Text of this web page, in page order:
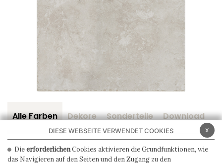
Alle Farben Dekore Sonderteile Download
x
DIESE WEBSEITE VERWENDET COOKIES
DieerforderlichenCookies aktivieren die Grundfunktionen, wie
das Navigieren auf den Seiten und den Zugang zu den